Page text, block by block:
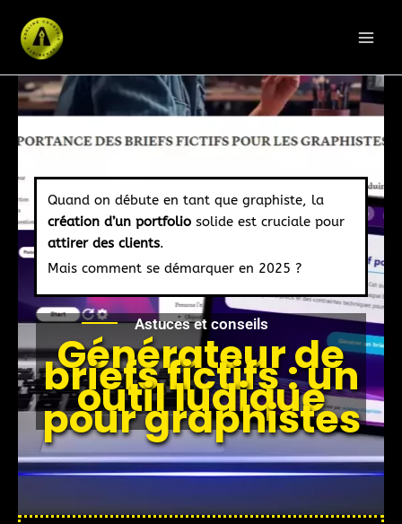
contenu
Quand on débute en tant que graphiste, la
création d’un portfolio solide est cruciale pour
attirer des clients.
Mais comment se démarquer en 2025 ?
Astuces et conseils
Générateur de
briefs fictifs : un
outil ludique
pour graphistes